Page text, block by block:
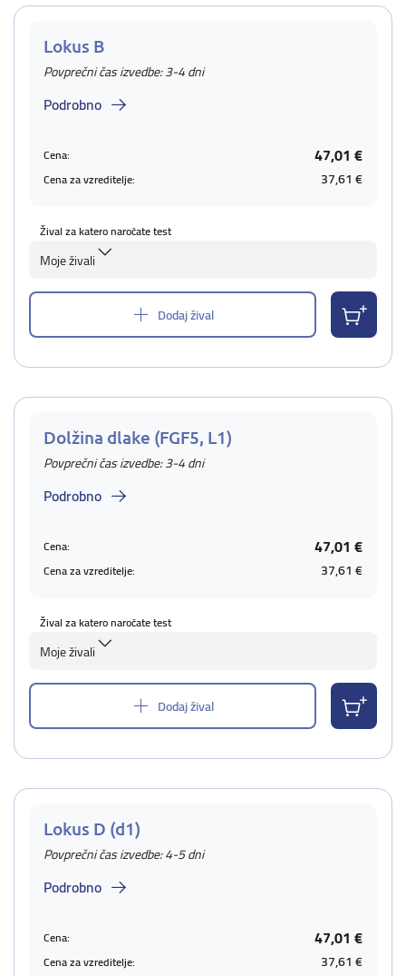
Lokus B
Povprečni čas izvedbe: 3-4 dni
Podrobno
Cena: 47,01 €
Cena za vzreditelje: 37,61 €
Žival za katero naročate test
Moje živali
Dodaj žival
Dolžina dlake (FGF5, L1)
Povprečni čas izvedbe: 3-4 dni
Podrobno
Cena: 47,01 €
Cena za vzreditelje: 37,61 €
Žival za katero naročate test
Moje živali
Dodaj žival
Lokus D (d1)
Povprečni čas izvedbe: 4-5 dni
Podrobno
Cena: 47,01 €
Cena za vzreditelje: 37,61 €